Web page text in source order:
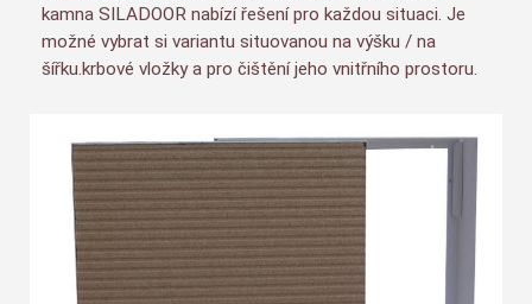
kamna SILADOOR nabízí řešení pro každou situaci. Je
možné vybrat si variantu situovanou na výšku / na
šířku.krbové vložky a pro čištění jeho vnitřního prostoru.